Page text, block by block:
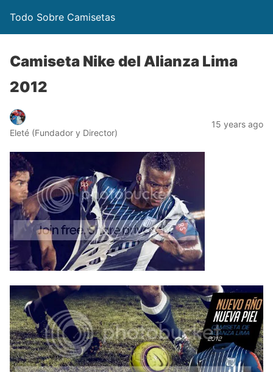
Todo Sobre Camisetas
Camiseta Nike del Alianza Lima
2012
Eleté (Fundador y Director)
15 years ago